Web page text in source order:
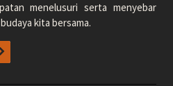
menelusuri serta menyebar
kita bersama.